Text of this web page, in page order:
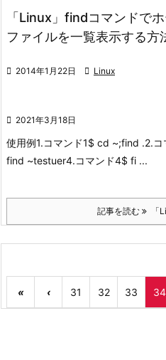
「Linux」findコマンドで
ファイルを一覧表示する方
 2014年1月22日  Linux
 2021年3月18日
使用例1.コマンド1$ cd ~;find .2.コ
find ~testuer4.コマンド4$ fi ...
記事を読む 「
« ‹ 31 32 33 34